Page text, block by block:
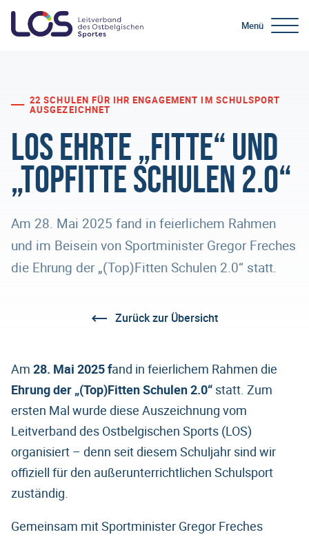
Menü
22 SCHULEN FÜR IHR ENGAGEMENT IM SCHULSPORT
AUSGEZEICHNET
LOS ehrte „Fitte“ und
„Topfitte Schulen 2.0“
Am 28. Mai 2025 fand in feierlichem Rahmen
und im Beisein von Sportminister Gregor Freches
die Ehrung der „(Top)Fitten Schulen 2.0“ statt.
Zurück zur Übersicht
Am 28. Mai 2025 fand in feierlichem Rahmen die
Ehrung der „(Top)Fitten Schulen 2.0“ statt. Zum
ersten Mal wurde diese Auszeichnung vom
Leitverband des Ostbelgischen Sports (LOS)
organisiert – denn seit diesem Schuljahr sind wir
offiziell für den außerunterrichtlichen Schulsport
zuständig.
Gemeinsam mit Sportminister Gregor Freches